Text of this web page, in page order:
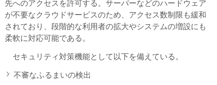
先へのアクセスを許可する。サーバーなどのハードウェア
が不要なクラウドサービスのため、アクセス数制限も緩和
されており、段階的な利用者の拡大やシステムの増設にも
柔軟に対応可能である。
セキュリティ対策機能として以下を備えている。
不審なふるまいの検出